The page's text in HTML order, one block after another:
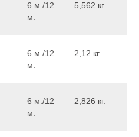
6 м./12
м.
5,562 кг.
6 м./12
м.
2,12 кг.
6 м./12
м.
2,826 кг.